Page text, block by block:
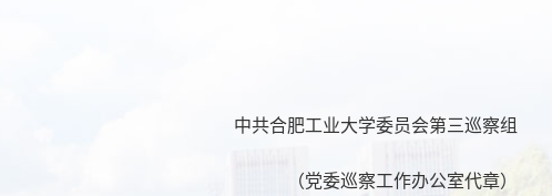
中共合肥工业大学委员会第三巡察组
（党委巡察工作办公室代章）